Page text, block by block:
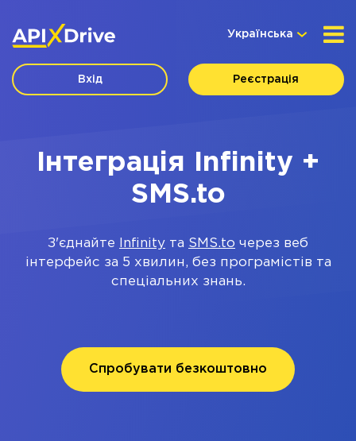
Українська
Вхід Реєстрація
Інтеграція Infinity +
SMS.to
З'єднайте Infinity та SMS.to через веб
інтерфейс за 5 хвилин, без програмістів та
спеціальних знань.
Спробувати безкоштовно